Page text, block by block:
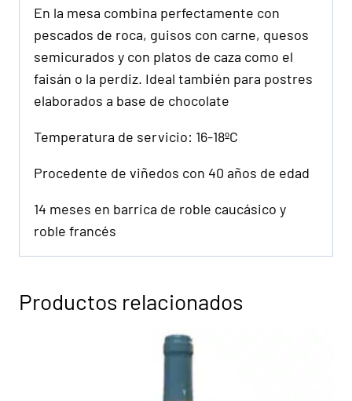
En la mesa combina perfectamente con
pescados de roca, guisos con carne, quesos
semicurados y con platos de caza como el
faisán o la perdiz. Ideal también para postres
elaborados a base de chocolate
Temperatura de servicio: 16-18ºC
Procedente de viñedos con 40 años de edad
14 meses en barrica de roble caucásico y
roble francés
Productos relacionados